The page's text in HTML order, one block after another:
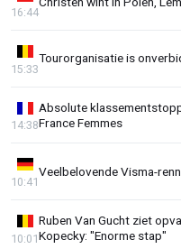
16:44
Tourorganisatie is
15:33
Absolute
France Femmes
14:38
Veelbelovende Visma-
10:41
Ruben Van Gucht ziet
Kopecky: "Enorme stap"
10:01